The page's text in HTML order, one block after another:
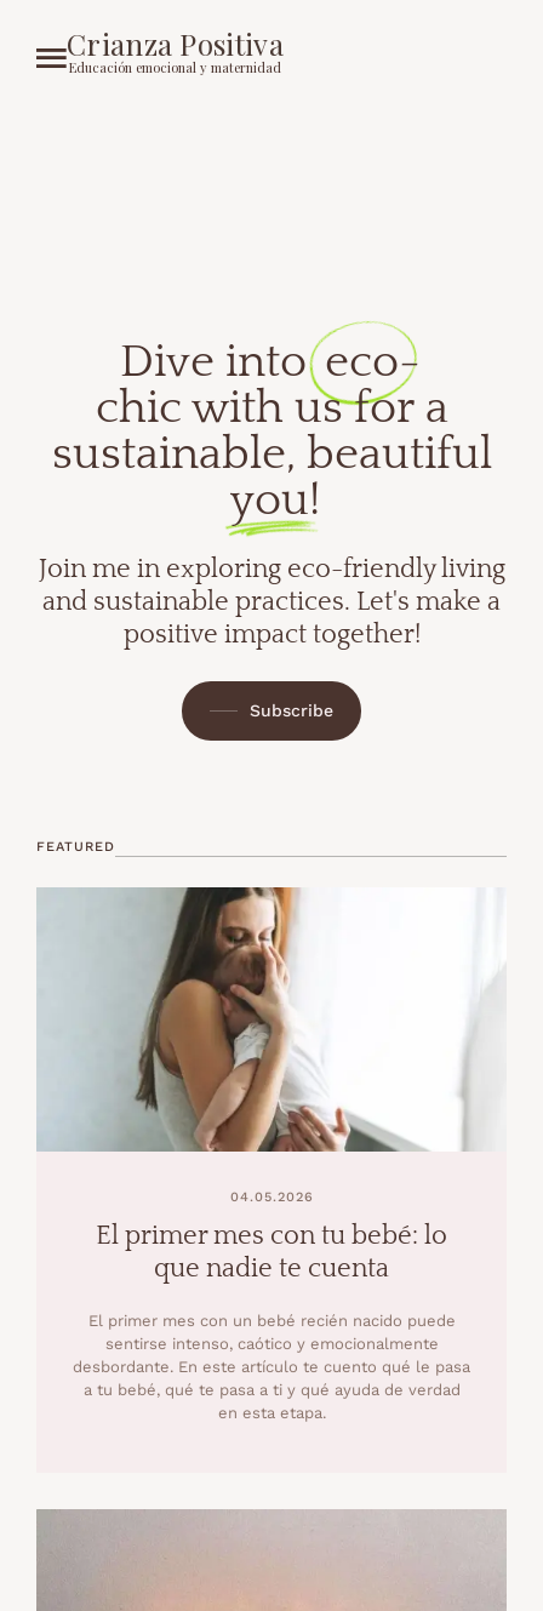
Crianza Positiva
Educación emocional y maternidad
Dive into eco-
chic with us for a
sustainable, beautiful
you!
Join me in exploring eco-friendly living
and sustainable practices. Let's make a
positive impact together!
Subscribe
FEATURED
04.05.2026
El primer mes con tu bebé: lo
que nadie te cuenta
El primer mes con un bebé recién nacido puede
sentirse intenso, caótico y emocionalmente
desbordante. En este artículo te cuento qué le pasa
a tu bebé, qué te pasa a ti y qué ayuda de verdad
en esta etapa.